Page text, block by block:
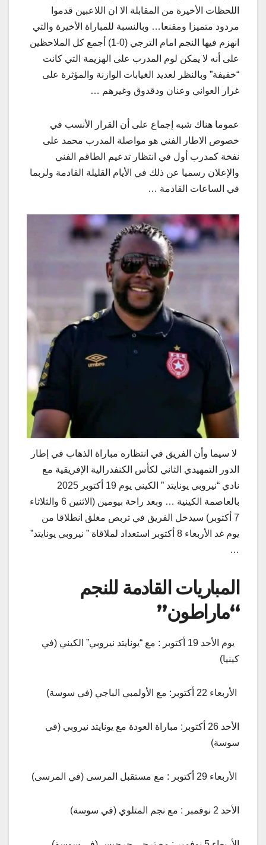
اللحظات الأخيرة من المقابلة الا ان اللاعبين قدموا
مردود متمیزا ومقنعا… وبالنسبة للمباراة الأخيرة والتي
انهزم فيها النجم امام الترجي (0-1) أجمع كل الملاحظين
على أنه لا يمكن لوم المدرب على الهزيمة التي كانت
“خفيفة” وبالنظر لعديد الغيابات الوازنة والمؤثرة على
غرار العواني وعنان ودقدوق وغيرهم …
عموما هناك شبه إجماع على أن القرار الأنسب في
خصوص الاطار الفني هو مواصلة المدرب محمد على
نفخة كمدرب أول في انتظار تدعيم الطاقم الفني
والإعلان رسميا عن ذلك في الأيام القليلة القادمة ولربما
في الساعات القادمة …
لا سيما وأن الفريق في انتظاره مباراة الذهاب في إطار
الدور التمهيدي الثاني لكأس الكنفدرالية الإفريقية مع
نادي “نيروبي يونايتد ” الكيني يوم 19 أكتوبر 2025
بالعاصمة الكينية … وبعد راحة بيومين (الاثنين 6 والثلاثاء
7 أكتوبر) سيدخل الفريق في تربص مغلق انطلاقا من
يوم غد الأربعاء 8 أكتوبر استعداد لملاقاة ” نيروبي یونایتد”
…
المباريات القادمة للنجم
“ماراطون”
يوم الأحد 19 أكتوبر : مع “يونايتد نيروبي” الكيني (في
كينيا)
الأربعاء 22 أكتوبر: مع الأولمبي الباجي (في سوسة)
الأحد 26 أكتوبر: مباراة العودة مع يونايتد نيروبي (في
سوسة)
الأربعاء 29 أكتوبر : مع مستقبل المرسى (في المرسى)
الأحد 2 نوفمبر : مع نجم المتلوي (في سوسة)